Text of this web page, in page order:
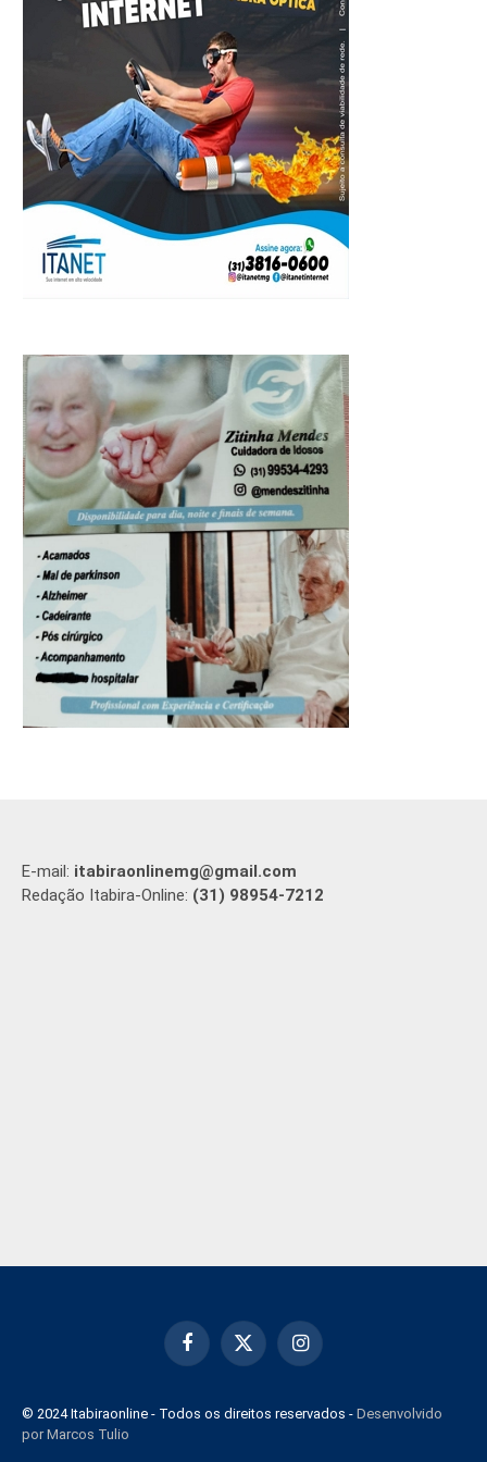
E-mail: itabiraonlinemg@gmail.com
Redação Itabira-Online: (31) 98954-7212
Facebook
X
Instagram
© 2024 Itabiraonline - Todos os direitos reservados - Desenvolvido
por Marcos Tulio